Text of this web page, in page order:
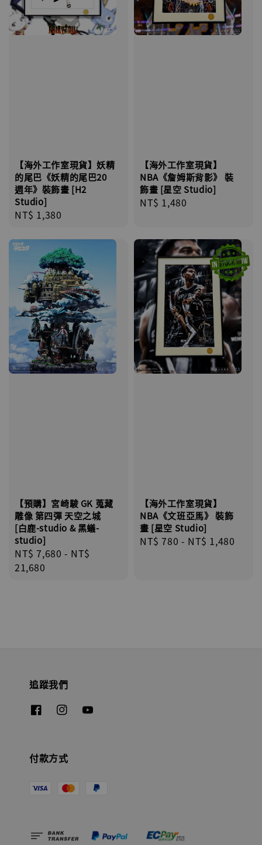
【海外工作室現貨】妖精
的尾巴《妖精的尾巴20
週年》裝飾畫 [H2
Studio]
Regular
NT$ 1,380
【海外工作室現貨】
NBA《詹姆斯背影》 裝
飾畫 [星空 Studio]
Regular
NT$ 1,480
【預購】宮崎駿 GK 蒐藏
雕像 第四彈 天空之城
[白鹿-studio & 黑蟻-
studio]
Regular
price
NT$ 7,680 - NT$
21,680
【海外工作室現貨】
NBA《文班亞馬》 裝飾
畫 [星空 Studio]
Regular
NT$ 780 - NT$ 1,480
追蹤我們
付款方式